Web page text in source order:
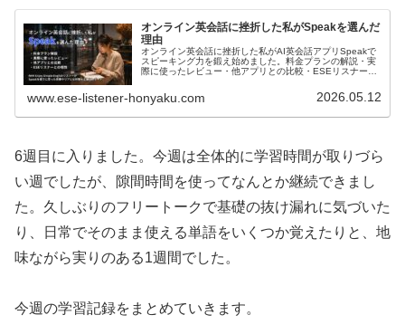
オンライン英会話に挫折した私がSpeakを選んだ
理由
オンライン英会話に挫折した私がAI英会話アプリSpeakで
スピーキング力を鍛え始めました。料金プランの解説・実
際に使ったレビュー・他アプリとの比較・ESEリスナーと
www.ese-listener-honyaku.com 2026.05.12
6週目に入りました。今週は全体的に学習時間が取りづら
い週でしたが、隙間時間を使ってなんとか継続できまし
た。久しぶりのフリートークで基礎の抜け漏れに気づいた
り、日常でそのまま使える単語をいくつか覚えたりと、地
味ながら実りのある1週間でした。
今週の学習記録をまとめていきます。